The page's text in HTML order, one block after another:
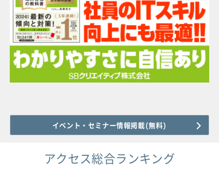
イベント・セミナー情報掲載(無料)
アクセス総合ランキング